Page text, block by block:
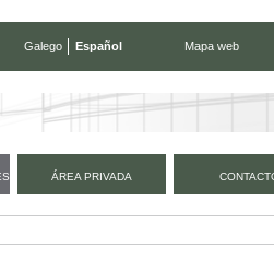
Galego Español Mapa web
ÁREA PRIVADA